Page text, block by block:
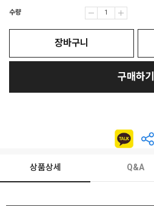
수량
장바구니
구매하기
상품상세 Q&A